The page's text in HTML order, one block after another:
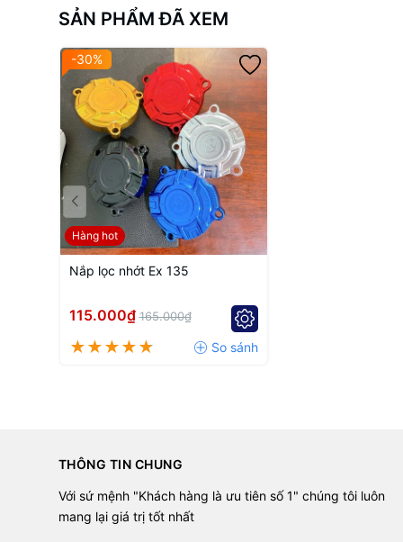
SẢN PHẨM ĐÃ XEM
Hàng hot
-30%
Nắp lọc nhớt Ex 135
115.000₫ 165.000₫
THÔNG TIN CHUNG
Với sứ mệnh "Khách hàng là ưu tiên số 1" chúng tôi luôn
mang lại giá trị tốt nhất